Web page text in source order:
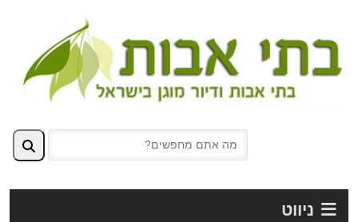
ניווט